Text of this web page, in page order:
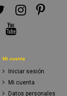
Mi cuenta
Iniciar sesión
Mi cuenta
Datos personales